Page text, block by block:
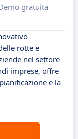
gratuita
rotte e
nel settore
imprese, offre
e la